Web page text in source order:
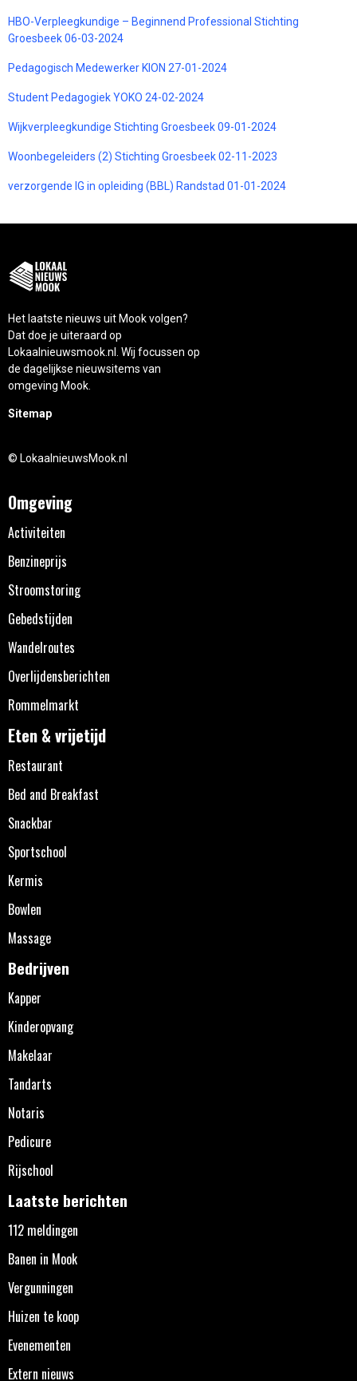
HBO-Verpleegkundige – Beginnend Professional Stichting
Groesbeek 06-03-2024
Pedagogisch Medewerker KION 27-01-2024
Student Pedagogiek YOKO 24-02-2024
Wijkverpleegkundige Stichting Groesbeek 09-01-2024
Woonbegeleiders (2) Stichting Groesbeek 02-11-2023
verzorgende IG in opleiding (BBL) Randstad 01-01-2024
Het laatste nieuws uit Mook volgen?
Dat doe je uiteraard op
Lokaalnieuwsmook.nl. Wij focussen op
de dagelijkse nieuwsitems van
omgeving Mook.
Sitemap
© LokaalnieuwsMook.nl
Omgeving
Activiteiten
Benzineprijs
Stroomstoring
Gebedstijden
Wandelroutes
Overlijdensberichten
Rommelmarkt
Eten & vrijetijd
Restaurant
Bed and Breakfast
Snackbar
Sportschool
Kermis
Bowlen
Massage
Bedrijven
Kapper
Kinderopvang
Makelaar
Tandarts
Notaris
Pedicure
Rijschool
Laatste berichten
112 meldingen
Banen in Mook
Vergunningen
Huizen te koop
Evenementen
Extern nieuws